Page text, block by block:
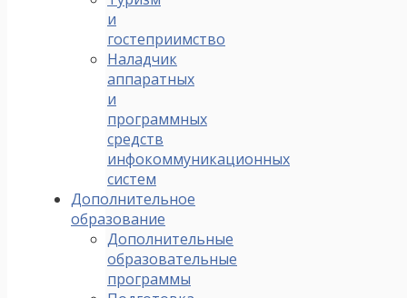
и
гостеприимство
Наладчик
аппаратных
и
программных
средств
инфокоммуникационных
систем
Дополнительное
образование
Дополнительные
образовательные
программы